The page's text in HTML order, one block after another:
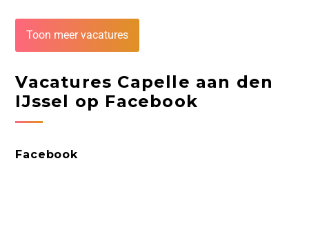
Toon meer vacatures
Vacatures Capelle aan den
IJssel op Facebook
Facebook